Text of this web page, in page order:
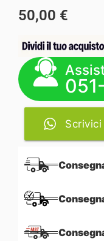
50,00 €